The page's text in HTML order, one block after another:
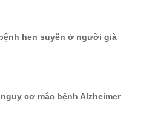
hen suyễn ở người già
cơ mắc bệnh Alzheimer